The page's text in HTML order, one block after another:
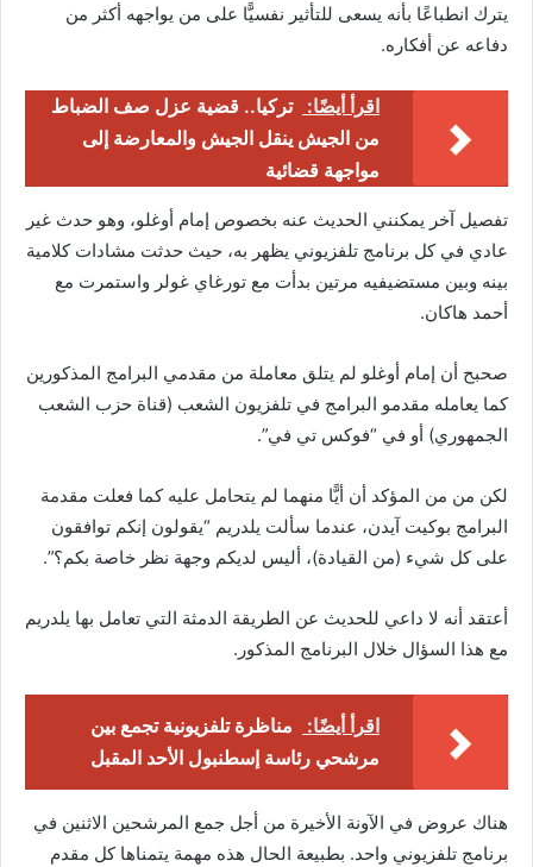
يترك انطباعًا بأنه يسعى للتأثير نفسيًّا على من يواجهه أكثر من
دفاعه عن أفكاره.
اقرأ أيضًا:
تركيا.. قضية عزل صف الضباط
من الجيش ينقل الجيش والمعارضة إلى
مواجهة قضائية
تفصيل آخر يمكنني الحديث عنه بخصوص إمام أوغلو، وهو حدث غير
عادي في كل برنامج تلفزيوني يظهر به، حيث حدثت مشادات كلامية
بينه وبين مستضيفيه مرتين بدأت مع تورغاي غولر واستمرت مع
أحمد هاكان.
صحبح أن إمام أوغلو لم يتلق معاملة من مقدمي البرامج المذكورين
كما يعامله مقدمو البرامج في تلفزيون الشعب (قناة حزب الشعب
الجمهوري) أو في “فوكس تي في”.
لكن من من المؤكد أن أيًّا منهما لم يتحامل عليه كما فعلت مقدمة
البرامج بوكيت آيدن، عندما سألت يلدريم “يقولون إنكم توافقون
على كل شيء (من القيادة)، أليس لديكم وجهة نظر خاصة بكم؟”.
أعتقد أنه لا داعي للحديث عن الطريقة الدمثة التي تعامل بها يلدريم
مع هذا السؤال خلال البرنامج المذكور.
اقرأ أيضًا:
مناظرة تلفزيونية تجمع بين
مرشحي رئاسة إسطنبول الأحد المقبل
هناك عروض في الآونة الأخيرة من أجل جمع المرشحين الاثنين في
برنامج تلفزيوني واحد. بطبيعة الحال هذه مهمة يتمناها كل مقدم